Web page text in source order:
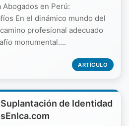
Abogados en Perú:
En el dinámico mundo del
profesional adecuado
monumental....
ARTÍCULO
de Identidad